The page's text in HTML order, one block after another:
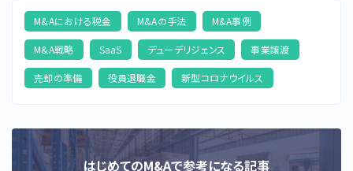
M&Aにおける税金 M&Aの手法 M&A事例
M&A戦略 SaaS デューデリジェンス 事業譲渡
売却の準備 役員退職金 新型コロナウイルス
はじめてのM&Aで参考になる記事